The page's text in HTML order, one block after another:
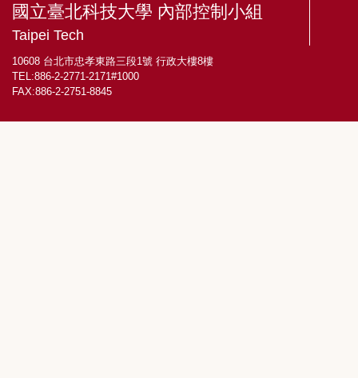
國立臺北科技大學 內部控制小組
Taipei Tech
10608 台北市忠孝東路三段1號 行政大樓8樓
TEL:886-2-2771-2171#1000
FAX:886-2-2751-8845